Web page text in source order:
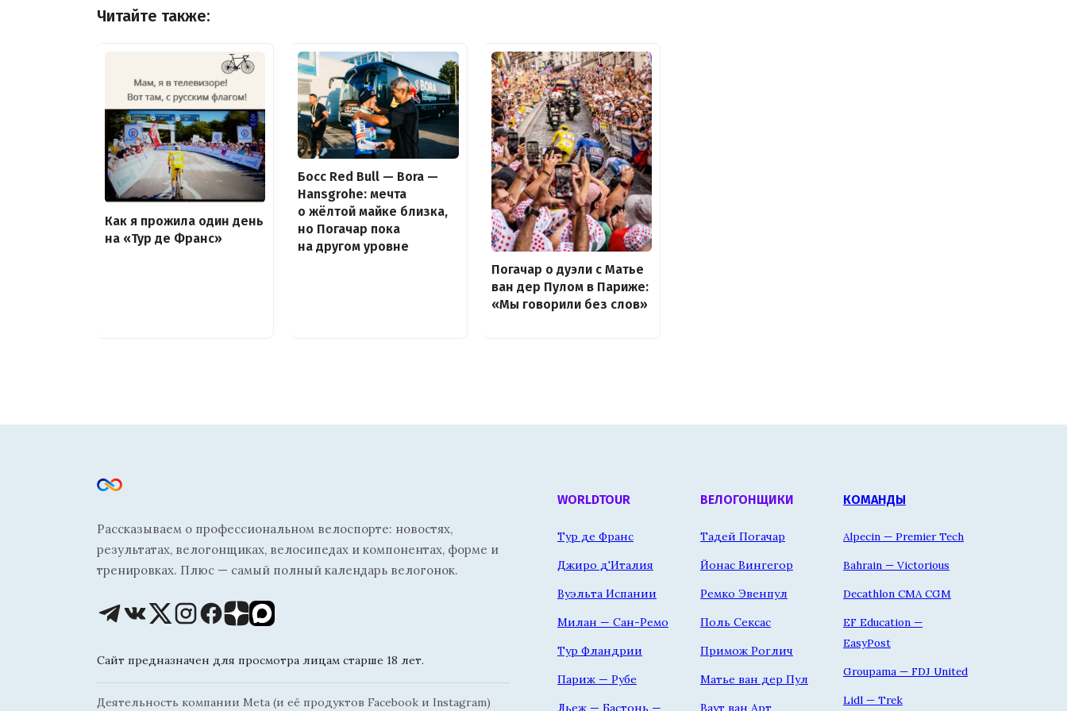
Читайте также:
Как я прожила один день
на «Тур де Франс»
Босс Red Bull — Bora —
Hansgrohe: мечта
о жёлтой майке близка,
но Погачар пока
на другом уровне
Погачар о дуэли с Матье
ван дер Пулом в Париже:
«Мы говорили без слов»
Рассказываем о профессиональном велоспорте: новостях,
результатах, велогонщиках, велосипедах и компонентах, форме и
тренировках. Плюс — самый полный календарь велогонок.
Сайт предназначен для просмотра лицам старше 18 лет.
Деятельность компании Meta (и её продуктов Facebook и Instagram)
WORLDTOUR
Тур де Франс
Джиро д'Италия
Вуэльта Испании
Милан — Сан-Ремо
Тур Фландрии
Париж — Рубе
Льеж — Бастонь —
ВЕЛОГОНЩИКИ
Тадей Погачар
Йонас Вингегор
Ремко Эвенпул
Поль Сексас
Примож Роглич
Матье ван дер Пул
Ваут ван Арт
КОМАНДЫ
Alpecin — Premier Tech
Bahrain — Victorious
Decathlon CMA CGM
EF Education —
EasyPost
Groupama — FDJ United
Lidl — Trek